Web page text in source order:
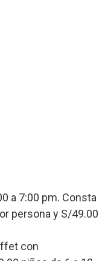
a 7:00 pm. Consta
persona y S/49.00
con